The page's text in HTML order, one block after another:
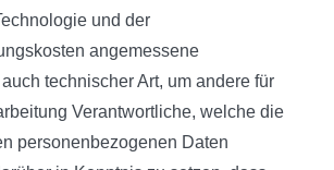
und der
angemessene
technischer Art, um andere für
Verantwortliche, welche die
personenbezogenen Daten